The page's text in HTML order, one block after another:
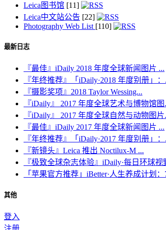
Leica图书馆 [11]
Leica中文站公告 [22]
Photography Web List [110]
最新日志
『最佳』iDaily 2018 年度全球新闻图片 ...
『年终推荐』「iDaily·2018 年度别册」：
『摄影奖项』2018 Taylor Wessing...
『iDaily』 2017 年度全球艺术与博物馆图
『iDaily』 2017 年度全球自然与动物图片
『最佳』iDaily 2017 年度全球新闻图片 ...
『年终推荐』「iDaily·2017 年度别册」：
『新镜头』Leica 推出 Noctilux-M ...
『极致全球杂志体验』iDaily·每日环球视
「苹果官方推荐」iBetter·人生养成计划：
其他
登入